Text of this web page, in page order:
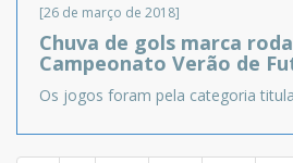
[26 de março de 2018]
Chuva de gols marca
Campeonato Verão de
Os jogos foram pela categoria